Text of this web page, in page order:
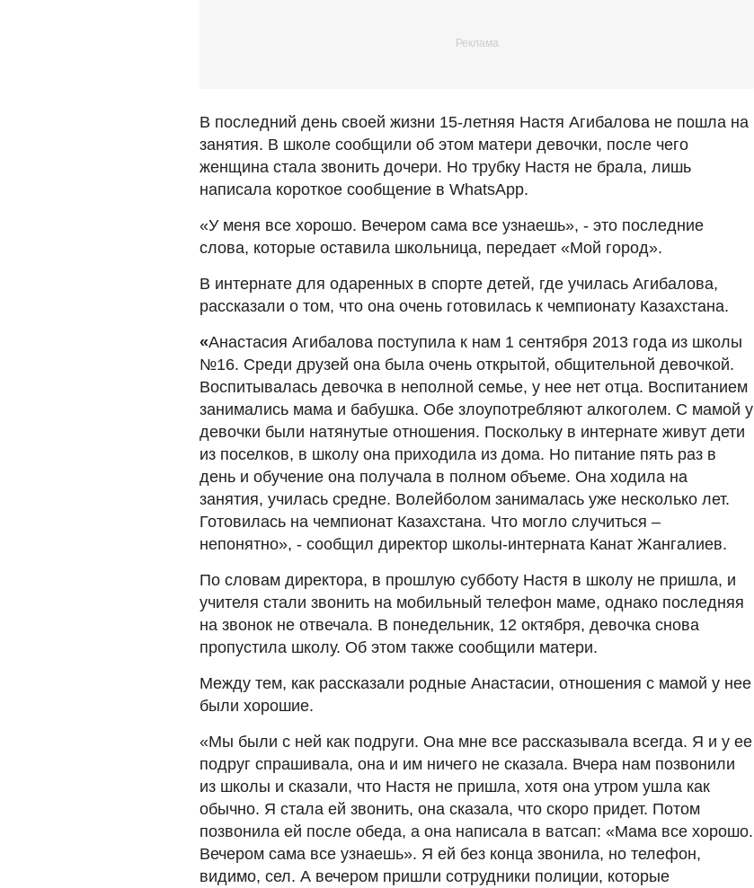
В последний день своей жизни 15-летняя Настя Агибалова не пошла на
занятия. В школе сообщили об этом матери девочки, после чего
женщина стала звонить дочери. Но трубку Настя не брала, лишь
написала короткое сообщение в WhatsАpp.
«У меня все хорошо. Вечером сама все узнаешь», - это последние
слова, которые оставила школьница, передает «Мой город».
В интернате для одаренных в спорте детей, где училась Агибалова,
рассказали о том, что она очень готовилась к чемпионату Казахстана.
«Анастасия Агибалова поступила к нам 1 сентября 2013 года из школы
№16. Среди друзей она была очень открытой, общительной девочкой.
Воспитывалась девочка в неполной семье, у нее нет отца. Воспитанием
занимались мама и бабушка. Обе злоупотребляют алкоголем. С мамой у
девочки были натянутые отношения. Поскольку в интернате живут дети
из поселков, в школу она приходила из дома. Но питание пять раз в
день и обучение она получала в полном объеме. Она ходила на
занятия, училась средне. Волейболом занималась уже несколько лет.
Готовилась на чемпионат Казахстана. Что могло случиться –
непонятно», - сообщил директор школы-интерната Канат Жангалиев.
По словам директора, в прошлую субботу Настя в школу не пришла, и
учителя стали звонить на мобильный телефон маме, однако последняя
на звонок не отвечала. В понедельник, 12 октября, девочка снова
пропустила школу. Об этом также сообщили матери.
Между тем, как рассказали родные Анастасии, отношения с мамой у нее
были хорошие.
«Мы были с ней как подруги. Она мне все рассказывала всегда. Я и у ее
подруг спрашивала, она и им ничего не сказала. Вчера нам позвонили
из школы и сказали, что Настя не пришла, хотя она утром ушла как
обычно. Я стала ей звонить, она сказала, что скоро придет. Потом
позвонила ей после обеда, а она написала в ватсап: «Мама все хорошо.
Вечером сама все узнаешь». Я ей без конца звонила, но телефон,
видимо, сел. А вечером пришли сотрудники полиции, которые